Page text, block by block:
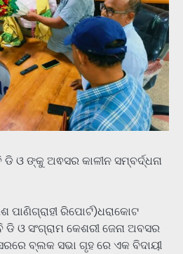
ଓ ଙ୍କୁ ଅଵସର କାଳୀନ ସମ୍ବର୍ଦ୍ଧନା
ରିପୋର୍ଟ)ଧରାକୋଟ
ଓ ସଂଗ୍ରାମ କେଶରୀ ଜେନା ଅବସର
ବ୍ଲକ ସଭା ଗୃହ ରେ ଏକ ବିଦାୟୀ